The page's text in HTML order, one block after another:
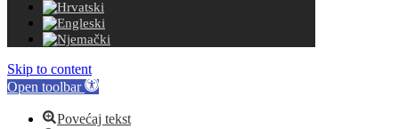
Skip to content
Open toolbar
Povećaj tekst